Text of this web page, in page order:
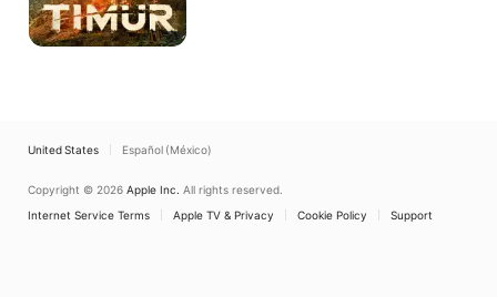
United States Español (México)
Copyright © 2026 Apple Inc. All rights reserved.
Internet Service Terms
Apple TV & Privacy Cookie Policy Support